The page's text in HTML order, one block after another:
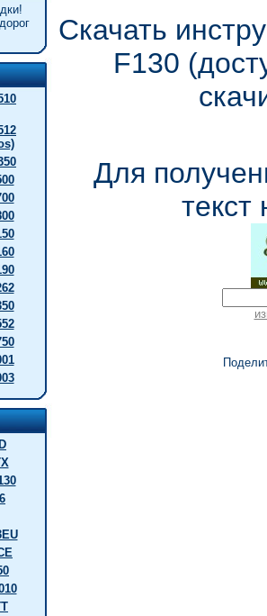
Скачать
F130
Для
текст